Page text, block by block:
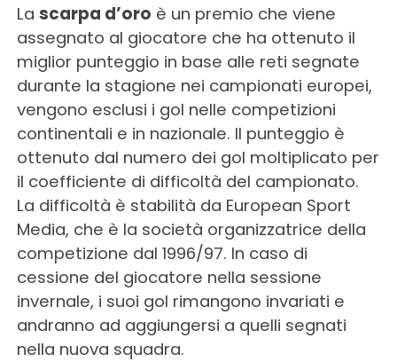
La scarpa d’oro è un premio che viene
assegnato al giocatore che ha ottenuto il
miglior punteggio in base alle reti segnate
durante la stagione nei campionati europei,
vengono esclusi i gol nelle competizioni
continentali e in nazionale. Il punteggio è
ottenuto dal numero dei gol moltiplicato per
il coefficiente di difficoltà del campionato.
La difficoltà è stabilità da European Sport
Media, che è la società organizzatrice della
competizione dal 1996/97. In caso di
cessione del giocatore nella sessione
invernale, i suoi gol rimangono invariati e
andranno ad aggiungersi a quelli segnati
nella nuova squadra.